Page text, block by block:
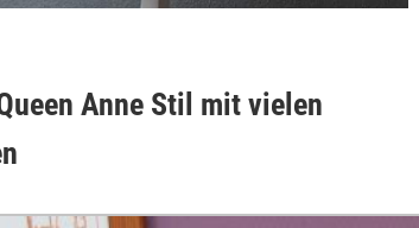
Anne Stil mit vielen